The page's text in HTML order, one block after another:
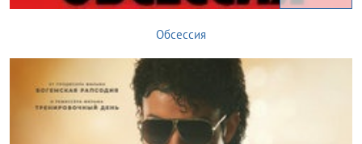
Обсессия